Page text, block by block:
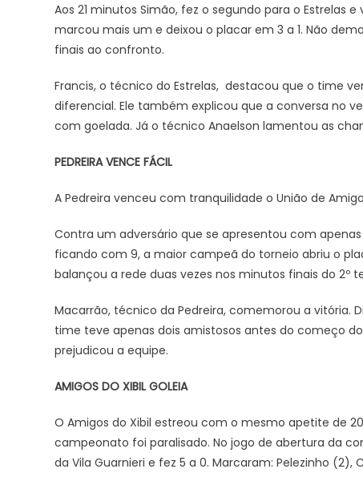
Aos 21 minutos Simão, fez o segundo para o Estrelas
marcou mais um e deixou o placar em 3 a 1. Não
finais ao confronto.
Francis, o técnico do Estrelas, destacou que o time
diferencial. Ele também explicou que a conversa no
com goelada. Já o técnico Anaelson lamentou as
PEDREIRA VENCE FÁCIL
A Pedreira venceu com tranquilidade o União de
Contra um adversário que se apresentou com
ficando com 9, a maior campeã do torneio abriu o
balançou a rede duas vezes nos minutos finais do 2º
Macarrão, técnico da Pedreira, comemorou a vitória.
time teve apenas dois amistosos antes do começo
prejudicou a equipe.
AMIGOS DO XIBIL GOLEIA
O Amigos do Xibil estreou com o mesmo apetite de
campeonato foi paralisado. No jogo de abertura da
da Vila Guarnieri e fez 5 a 0. Marcaram: Pelezinho (2),